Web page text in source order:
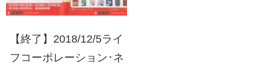
【終了】2018/12/5ライ
フコーポレーション･ネ